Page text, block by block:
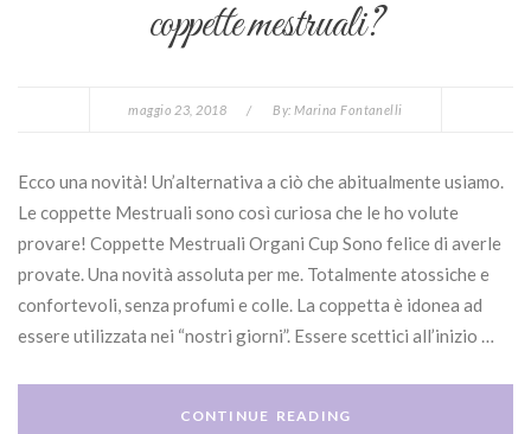
coppette mestruali?
maggio 23, 2018 / By:Marina Fontanelli
Ecco una novità! Un’alternativa a ciò che abitualmente usiamo.
Le coppette Mestruali sono così curiosa che le ho volute
provare! Coppette Mestruali Organi Cup Sono felice di averle
provate. Una novità assoluta per me. Totalmente atossiche e
confortevoli, senza profumi e colle. La coppetta è idonea ad
essere utilizzata nei “nostri giorni”. Essere scettici all’inizio …
CONTINUE READING